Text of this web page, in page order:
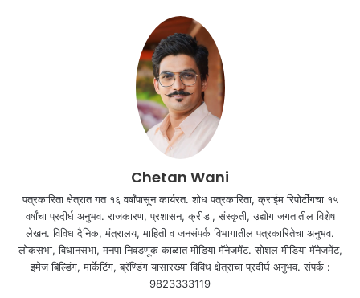
Chetan Wani
पत्रकारिता क्षेत्रात गत १६ वर्षांपासून कार्यरत. शोध पत्रकारिता, क्राईम रिपोर्टींगचा १५
वर्षांचा प्रदीर्घ अनुभव. राजकारण, प्रशासन, क्रीडा, संस्कृती, उद्योग जगतातील विशेष
लेखन. विविध दैनिक, मंत्रालय, माहिती व जनसंपर्क विभागातील पत्रकारितेचा अनुभव.
लोकसभा, विधानसभा, मनपा निवडणूक काळात मीडिया मॅनेजमेंट. सोशल मीडिया मॅनेजमेंट,
इमेज बिल्डिंग, मार्केटिंग, ब्रॅण्डिंग यासारख्या विविध क्षेत्राचा प्रदीर्घ अनुभव. संपर्क :
9823333119